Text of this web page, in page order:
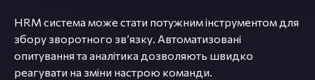
HRM система може стати потужним інструментом для
збору зворотного звʼязку. Автоматизовані
опитування та аналітика дозволяють швидко
реагувати на зміни настрою команди.